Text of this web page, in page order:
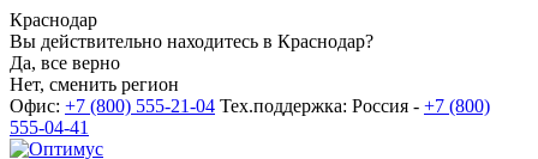
Краснодар
Вы действительно находитесь в Краснодар?
Да, все верно
Нет, сменить регион
Офис: +7 (800) 555-21-04 Тех.поддержка: Россия - +7 (800)
555-04-41